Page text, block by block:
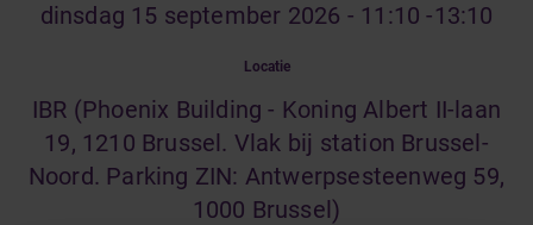
dinsdag 15 september 2026 - 11:10 -13:10
Locatie
IBR (Phoenix Building - Koning Albert II-laan
19, 1210 Brussel. Vlak bij station Brussel-
Noord. Parking ZIN: Antwerpsesteenweg 59,
1000 Brussel)